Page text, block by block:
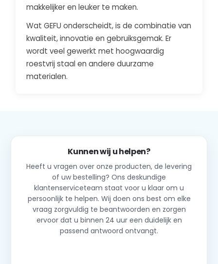
makkelijker en leuker te maken.
Wat GEFU onderscheidt, is de combinatie van
kwaliteit, innovatie en gebruiksgemak. Er
wordt veel gewerkt met hoogwaardig
roestvrij staal en andere duurzame
materialen.
Kunnen wij u helpen?
Heeft u vragen over onze producten, de levering
of uw bestelling? Ons deskundige
klantenserviceteam staat voor u klaar om u
persoonlijk te helpen. Wij doen ons best om elke
vraag zorgvuldig te beantwoorden en zorgen
ervoor dat u binnen 24 uur een duidelijk en
passend antwoord ontvangt.